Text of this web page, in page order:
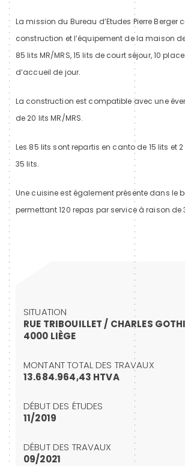
La mission du Bureau d’Etudes Pierre Berger
construction et l’équipement de la maison
85 lits MR/MRS, 15 lits de court séjour, 10
d’accueil de jour.
La construction est compatible avec une
de 20 lits MR/MRS.
Les 85 lits sont repartis en canto de 15 lits et
35 lits.
Une cuisine est également présente dans le
permettant 120 repas par service à raison de
SITUATION
RUE TRIBOUILLET / CHARLES
4000 LIÈGE
MONTANT TOTAL DES TRAVAUX
13.684.964,43 HTVA
DÉBUT DES ÉTUDES
11/2019
DÉBUT DES TRAVAUX
09/2021